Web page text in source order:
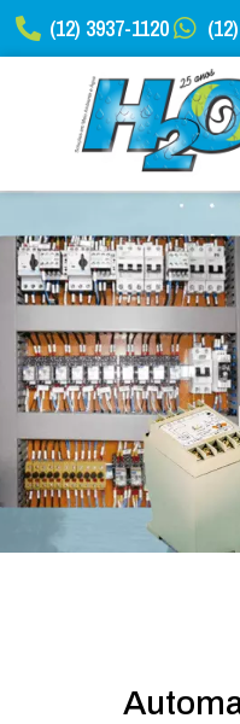
(12) 3937-1120